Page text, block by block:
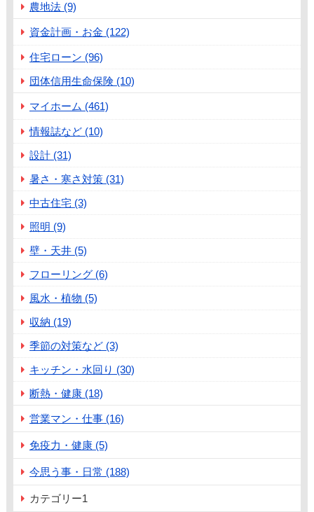
農地法 (9)
資金計画・お金 (122)
住宅ローン (96)
団体信用生命保険 (10)
マイホーム (461)
情報誌など (10)
設計 (31)
暑さ・寒さ対策 (31)
中古住宅 (3)
照明 (9)
壁・天井 (5)
フローリング (6)
風水・植物 (5)
収納 (19)
季節の対策など (3)
キッチン・水回り (30)
断熱・健康 (18)
営業マン・仕事 (16)
免疫力・健康 (5)
今思う事・日常 (188)
カテゴリー1